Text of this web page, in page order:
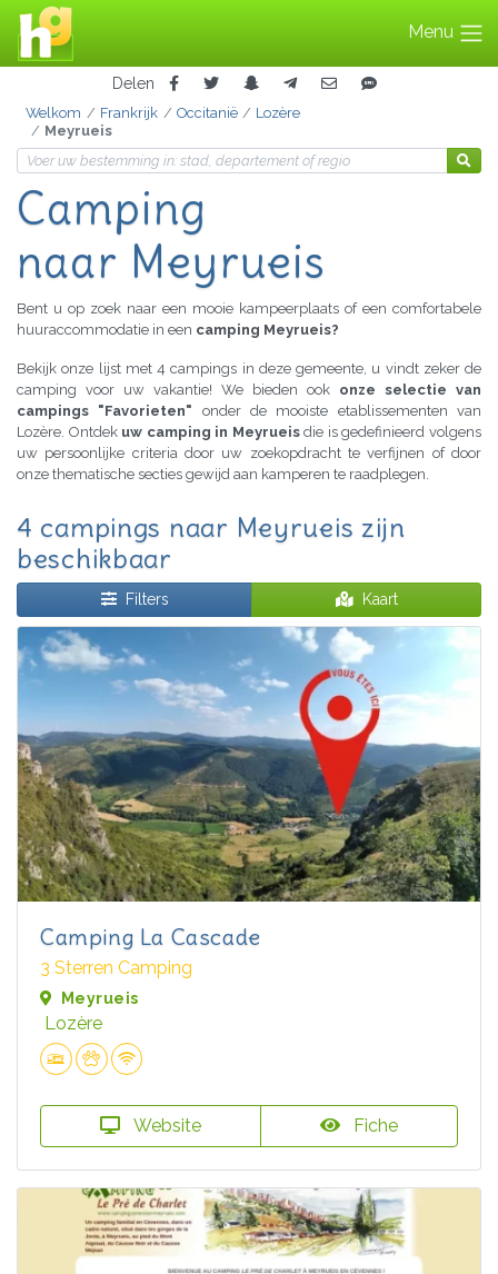
Menu
Delen
Welkom Frankrijk Occitanië
Lozère
Meyrueis
Camping
naar Meyrueis
Bent u op zoek naar een mooie kampeerplaats of een comfortabele
huuraccommodatie in een camping Meyrueis?
Bekijk onze lijst met 4 campings in deze gemeente, u vindt zeker de
camping voor uw vakantie! We bieden ook onze selectie van
campings "Favorieten" onder de mooiste etablissementen van
Lozère. Ontdek uw camping in Meyrueisdie is gedefinieerd volgens
uw persoonlijke criteria door uw zoekopdracht te verfijnen of door
onze thematische secties gewijd aan kamperen te raadplegen.
4 campings naar Meyrueis zijn
beschikbaar
Filters Kaart
Camping La Cascade
3 Sterren Camping
Meyrueis
Lozère
Website Fiche